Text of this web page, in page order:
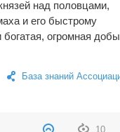
над половцами,
и его быстрому
огромная
База знаний
10